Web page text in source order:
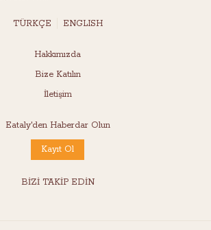
TÜRKÇE ENGLISH
Hakkımızda
Bize Katılın
İletişim
Eataly'den Haberdar Olun
Kayıt Ol
BİZİ TAKİP EDİN